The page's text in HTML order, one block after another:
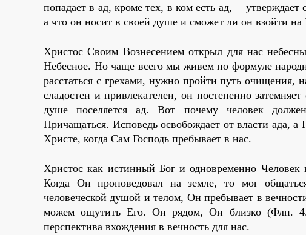
попадает в ад, кроме тех, в ком есть ад,—
а что он носит в своей душе и сможет ли он взойти
Христос Своим Вознесением открыл для нас
Небесное. Но чаще всего мы живем по формуле
расстаться с грехами, нужно пройти путь очищения,
сладостен и привлекателен, он постепенно
душе поселяется ад. Вот почему человек
Причащаться. Исповедь освобождает от власти ада,
Христе, когда Сам Господь пребывает в нас.
Христос как истинный Бог и одновременно
Когда Он проповедовал на земле, то мог
человеческой душой и телом, Он пребывает в
можем ощутить Его. Он рядом, Он близко (Флп.
перспектива вхождения в вечность для нас.